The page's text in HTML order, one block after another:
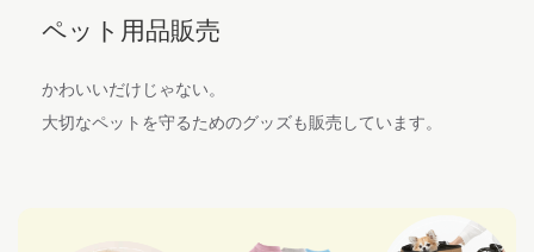
ペット用品販売
かわいいだけじゃない。
大切なペットを守るためのグッズも販売しています。